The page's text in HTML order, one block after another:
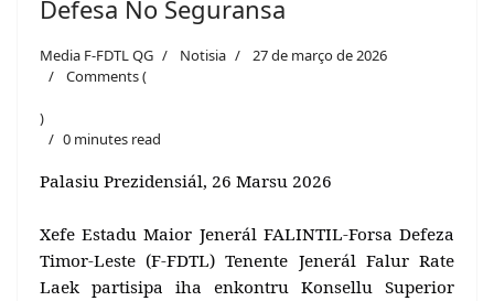
Defesa No Seguransa
Media F-FDTL QG Notisia
27 de março de 2026
Comments (
)
0 minutes read
Palasiu Prezidensiál, 26 Marsu 2026
Xefe Estadu Maior Jenerál FALINTIL-Forsa Defeza
Timor-Leste (F-FDTL) Tenente Jenerál Falur Rate
Laek partisipa iha enkontru Konsellu Superior